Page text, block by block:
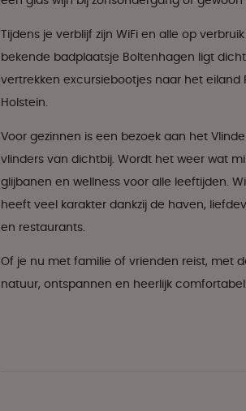
Tijdens je verblijf zijn WiFi en alle op
bekende badplaatsje Boltenhagen ligt
vertrekken excursiebootjes naar het
Holstein.
Voor gezinnen is een bezoek aan het
vlinders van dichtbij. Wordt het weer wat
glijbanen en wellness voor alle leeftijden.
heeft veel karakter dankzij de haven,
en restaurants.
Of je nu met familie of vrienden reist, met
natuur, ontspannen en heerlijk comfortabel.